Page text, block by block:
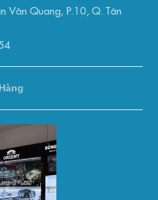
Quang, P.10, Q. Tân